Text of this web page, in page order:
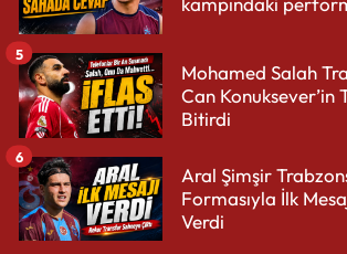
Mohamed Salah
Can Konuksever’in
Bitirdi
5
Aral Şimşir
Formasıyla İlk
Verdi
6